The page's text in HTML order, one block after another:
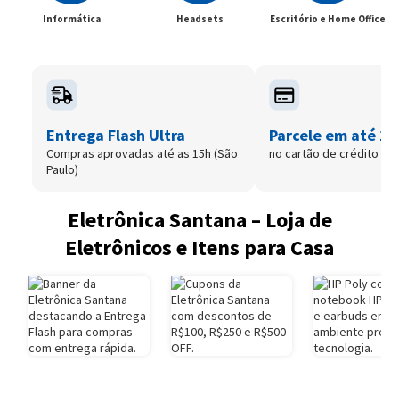
Informática Headsets Escritório e Home Office
Entrega Flash Ultra
Compras aprovadas até as 15h (São
Paulo)
Parcele em até
no cartão de crédito
Eletrônica Santana – Loja de
Eletrônicos e Itens para Casa